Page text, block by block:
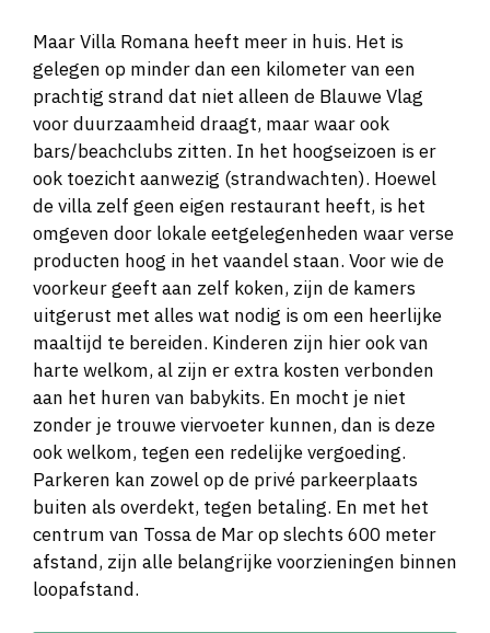
Maar Villa Romana heeft meer in huis. Het is
gelegen op minder dan een kilometer van een
prachtig strand dat niet alleen de Blauwe Vlag
voor duurzaamheid draagt, maar waar ook
bars/beachclubs zitten. In het hoogseizoen is er
ook toezicht aanwezig (strandwachten). Hoewel
de villa zelf geen eigen restaurant heeft, is het
omgeven door lokale eetgelegenheden waar verse
producten hoog in het vaandel staan. Voor wie de
voorkeur geeft aan zelf koken, zijn de kamers
uitgerust met alles wat nodig is om een heerlijke
maaltijd te bereiden. Kinderen zijn hier ook van
harte welkom, al zijn er extra kosten verbonden
aan het huren van babykits. En mocht je niet
zonder je trouwe viervoeter kunnen, dan is deze
ook welkom, tegen een redelijke vergoeding.
Parkeren kan zowel op de privé parkeerplaats
buiten als overdekt, tegen betaling. En met het
centrum van Tossa de Mar op slechts 600 meter
afstand, zijn alle belangrijke voorzieningen binnen
loopafstand.